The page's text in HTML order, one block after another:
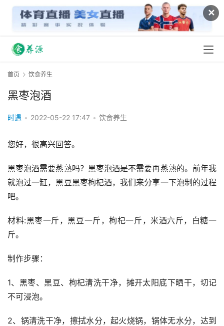
✕
首页 饮食养生
黑枣泡酒
时遇 • 2022-05-22 17:47 • 饮食养生
您好，很高兴回答。
黑枣泡酒需要蒸熟吗？黑枣泡酒是不需要再蒸熟的。前年我
就泡过一缸，黑豆黑枣枸杞酒，我们来分享一下泡制的过程
吧。
材料:黑枣一斤，黑豆一斤，枸杞一斤，米酒六斤，白糖一
斤。
制作步骤：
1、黑枣、黑豆、枸杞清洗干净，摊开太阳底下晒干，切记
不可浸泡。
2、锅清洗干净，擦拭水分，起火烧锅，锅体无水分，达到